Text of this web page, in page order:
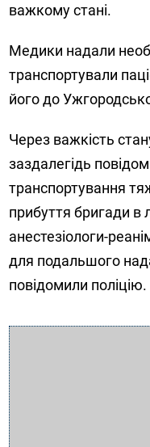
важкому стані.
Медики надали
транспортували
його до
Через важкість
заздалегідь
транспортування
прибуття бригади в
анестезіологи-
для подальшого
повідомили поліцію.